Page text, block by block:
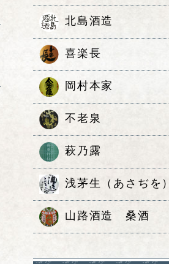
北島酒造
喜楽長
岡村本家
不老泉
萩乃露
浅茅生（あさぢを）
山路酒造 桑酒